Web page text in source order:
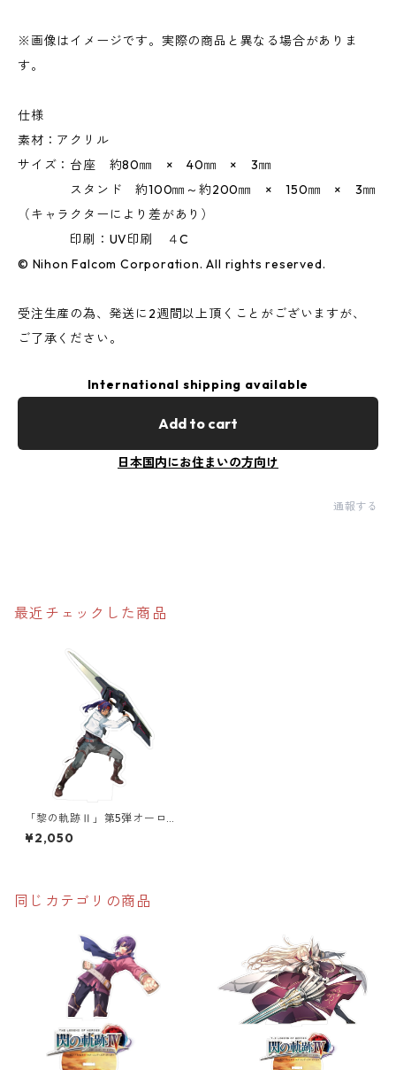
※画像はイメージです。実際の商品と異なる場合がありま
す。
仕様
素材：アクリル
サイズ：台座 約80㎜ × 40㎜ × 3㎜
スタンド 約100㎜～約200㎜ × 150㎜ × 3㎜
（キャラクターにより差があり）
印刷：UV印刷 ４C
© Nihon Falcom Corporation. All rights reserved.
受注生産の為、発送に2週間以上頂くことがございますが、
ご了承ください。
International shipping available
Add to cart
日本国内にお住まいの方向け
通報する
最近チェックした商品
「黎の軌跡Ⅱ」第5弾オーロラ
アクリルスタンド
¥2,050
同じカテゴリの商品